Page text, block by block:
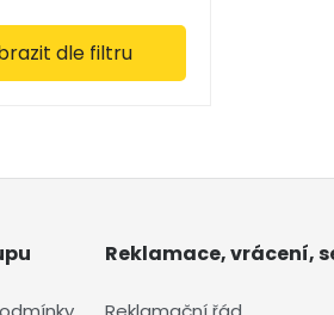
dle filtru
Reklamace, vrácení,